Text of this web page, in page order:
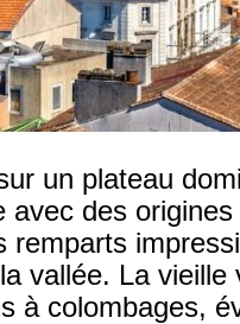
un plateau
avec des
remparts
vallée. La vieille
à colombages,